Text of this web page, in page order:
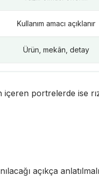
Kullanım amacı açıklanır
Ürün, mekân, detay
içeren portrelerde ise
açıkça